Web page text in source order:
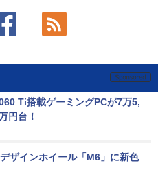
Ti搭載ゲーミングPCが7万5,
円台！
ザインホイール「M6」に新色